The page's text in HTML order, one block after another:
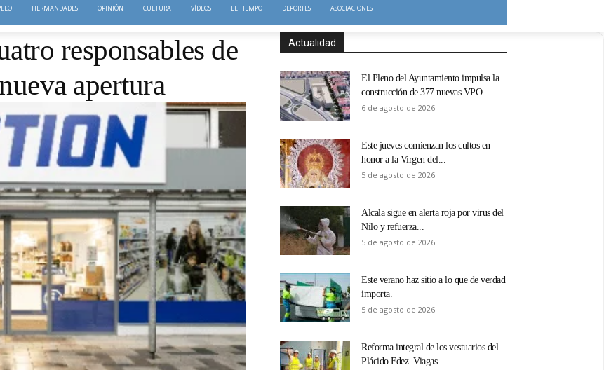
HERMANDADES OPINIÓN CULTURA VÍDEOS EL TIEMPO DEPORTES ASOCIACIONES
responsables de
apertura
Actualidad
El Pleno del Ayuntamiento impulsa la
construcción de 377 nuevas VPO
6 de agosto de 2026
Este jueves comienzan los cultos en
honor a la Virgen del...
5 de agosto de 2026
Alcala sigue en alerta roja por virus del
Nilo y refuerza...
5 de agosto de 2026
Este verano haz sitio a lo que de verdad
importa.
5 de agosto de 2026
Reforma integral de los vestuarios del
Plácido Fdez. Viagas